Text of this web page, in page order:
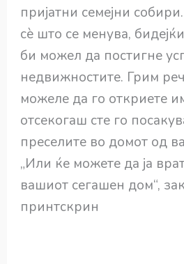
пријатни семејни
сè што се менува,
би можел да постигне
недвижностите. Грим
можеле да го откриете
отсекогаш сте го
преселите во домот од
„Или ќе можете да ја
вашиот сегашен дом“,
принтскрин